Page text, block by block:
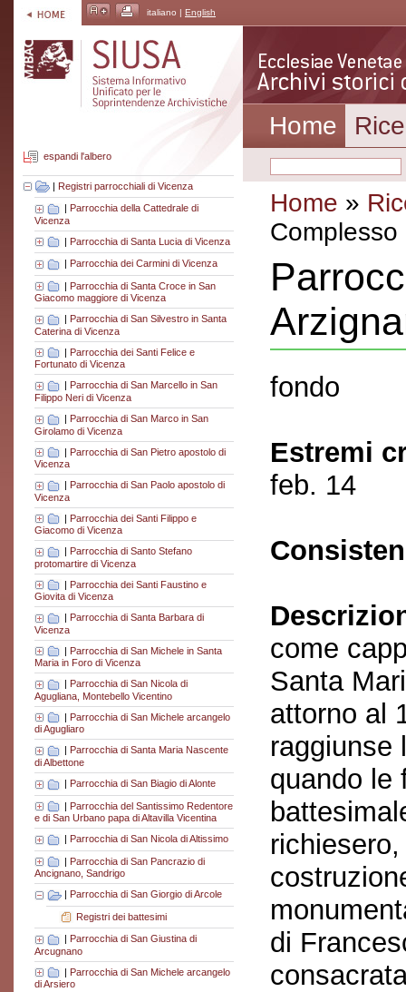
italiano | English
espandi l'albero
| Registri parrocchiali di Vicenza
| Parrocchia della Cattedrale di
Vicenza
| Parrocchia di Santa Lucia di Vicenza
Parrocchia dei Carmini di Vicenza
| Parrocchia di Santa Croce in San
Giacomo maggiore di Vicenza
Parrocchia di San Silvestro in Santa
Caterina di Vicenza
| Parrocchia dei Santi Felice e
Fortunato di Vicenza
Parrocchia di San Marcello in San
Filippo Neri di Vicenza
| Parrocchia di San Marco in San
Girolamo di Vicenza
| Parrocchia di San Pietro apostolo di
Vicenza
| Parrocchia di San Paolo apostolo di
Vicenza
| Parrocchia dei Santi Filippo e
Giacomo di Vicenza
| Parrocchia di Santo Stefano
protomartire di Vicenza
| Parrocchia dei Santi Faustino e
Giovita di Vicenza
Parrocchia di Santa Barbara di
Vicenza
| Parrocchia di San Michele in Santa
Maria in Foro di Vicenza
Parrocchia di San Nicola di
Agugliana, Montebello Vicentino
| Parrocchia di San Michele arcangelo
di Agugliaro
Parrocchia di Santa Maria Nascente
di Albettone
| Parrocchia di San Biagio di Alonte
| Parrocchia del Santissimo Redentore
e di San Urbano papa di Altavilla Vicentina
| Parrocchia di San Nicola di Altissimo
| Parrocchia di San Pancrazio di
Ancignano, Sandrigo
| Parrocchia di San Giorgio di Arcole
Registri dei battesimi
Parrocchia di San Giustina di
Arcugnano
| Parrocchia di San Michele arcangelo
di Arsiero
Home
Home »
fondo
Estremi
feb. 14
come
Santa
attorno al
raggiunse
quando le
di